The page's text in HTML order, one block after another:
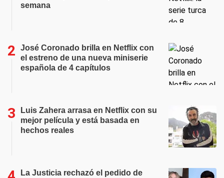
semana
José Coronado brilla en Netflix con
el estreno de una nueva miniserie
española de 4 capítulos
Luis Zahera arrasa en Netflix con su
mejor película y está basada en
hechos reales
La Justicia rechazó el pedido de